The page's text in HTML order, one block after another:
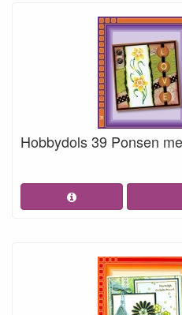
Hobbydols 39 Ponsen